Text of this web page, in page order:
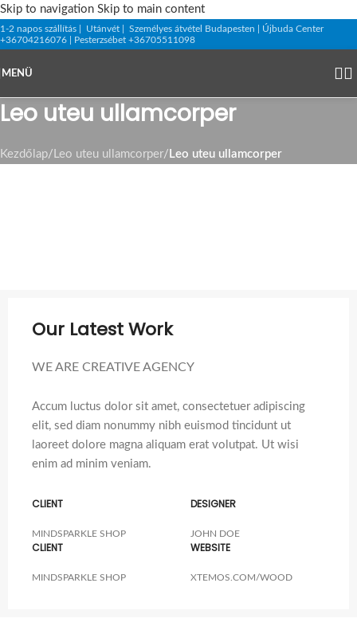
Skip to navigation Skip to main content
1-2 napos szállítás | Utánvét | Személyes átvétel Budapesten | Újbuda Center
+36704216076 | Pesterzsébet +36705511098
MENÜ
Leo uteu ullamcorper
Kezdőlap/ Leo uteu ullamcorper/ Leo uteu ullamcorper
Our Latest Work
WE ARE CREATIVE AGENCY
Accum luctus dolor sit amet, consectetuer adipiscing
elit, sed diam nonummy nibh euismod tincidunt ut
laoreet dolore magna aliquam erat volutpat. Ut wisi
enim ad minim veniam.
CLIENT
MINDSPARKLE SHOP
DESIGNER
JOHN DOE
CLIENT
MINDSPARKLE SHOP
WEBSITE
XTEMOS.COM/WOOD